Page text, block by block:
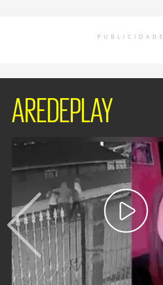
PUBLICIDADE
AREDEPLAY